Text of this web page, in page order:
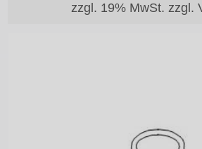
zzgl. 19% MwSt. zzgl.